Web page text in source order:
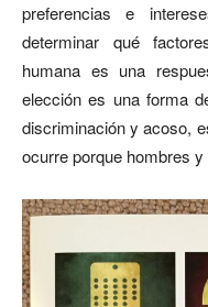
preferencias e
determinar qué
humana es una
elección es una forma
discriminación y acoso,
ocurre porque hombres